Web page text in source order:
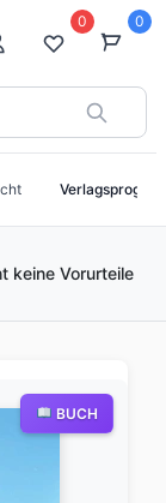
0 0
keine Vorurteile
BUCH